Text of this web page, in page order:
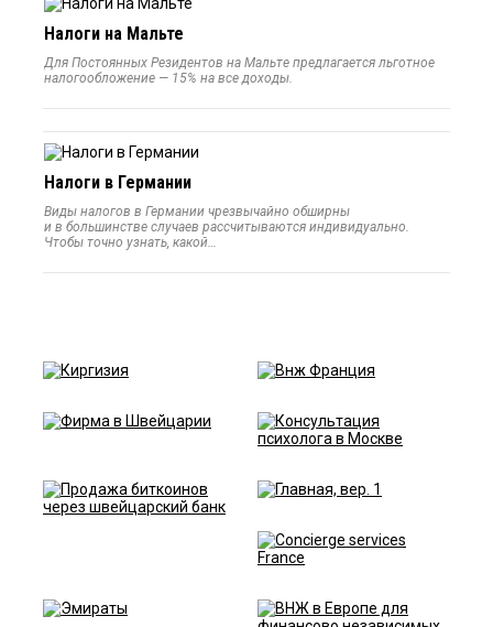
Налоги на Мальте
Для Постоянных Резидентов на Мальте предлагается льготное
налогообложение — 15% на все доходы.
Налоги в Германии
Виды налогов в Германии чрезвычайно обширны
и в большинстве случаев рассчитываются индивидуально.
Чтобы точно узнать, какой…